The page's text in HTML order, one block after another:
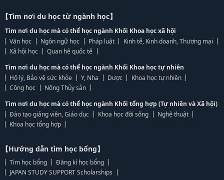
【Tìm nơi du học từ ngành học】
Tìm nơi du học mà có thể học ngành Khối Khoa học xã hội
Văn học
Ngôn ngữ học Pháp luật
Kinh tế, Kinh doanh, Thương mại
Xã hội học
Quan hệ quốc tế
Tìm nơi du học mà có thể học ngành Khối Khoa học tự nhiên
Hộ lý, Bảo vệ sức khỏe
Y, Nha Dược
Khoa học tự nhiên
Công học
Nông Thủy sản
Tìm nơi du học mà có thể học ngành Khối tổng hợp (Tự nhiên và Xã hội)
Đào tạo giảng viên, Giáo dục
Khoa học đời sống
Nghệ thuật
Khoa học tổng hợp
【Hướng dẫn tìm học bổng】
Tìm học bổng
Đăng kí học bổng
JAPAN STUDY SUPPORT Scholarships